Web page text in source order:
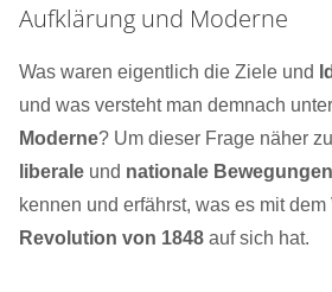
Aufklärung und Moderne
Was waren eigentlich die Ziele und
und was versteht man demnach
Moderne? Um dieser Frage näher
liberale und nationale
kennen und erfährst, was es mit dem
Revolution von 1848 auf sich hat.